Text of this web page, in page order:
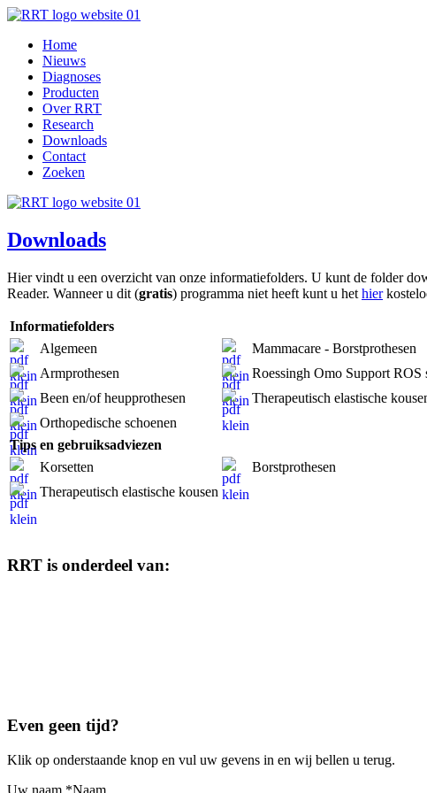
Home
Nieuws
Diagnoses
Producten
Over RRT
Research
Downloads
Contact
Zoeken
Downloads
Hier vindt u een overzicht van onze informatiefolders. U kunt de folder
Reader. Wanneer u dit (gratis) programma niet heeft kunt u het hier
Informatiefolders
Algemeen
Mammacare - Borstprothesen
Armprothesen
Roessingh Omo Support ROS
Been en/of heupprothesen
Therapeutisch elastische
Orthopedische schoenen
Tips en gebruiksadviezen
Korsetten
Borstprothesen
Therapeutisch elastische kousen
RRT is onderdeel van:
Even geen tijd?
Klik op onderstaande knop en vul uw gevens in en wij bellen u terug.
Uw naam *Naam